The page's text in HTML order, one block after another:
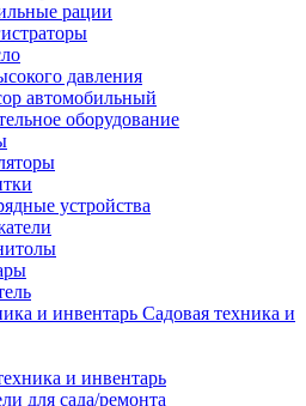
рации
давления
автомобильный
оборудование
устройства
Садовая техника и
и инвентарь
для сада/ремонта